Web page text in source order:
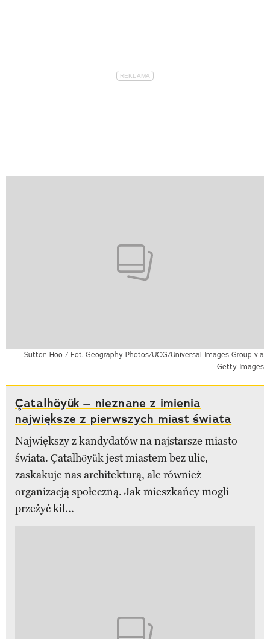
Sutton Hoo / Fot. Geography Photos/UCG/Universal Images Group via
Getty Images
Çatalhöyük – nieznane z imienia
największe z pierwszych miast świata
Największy z kandydatów na najstarsze miasto
świata. Çatalhöyük jest miastem bez ulic,
zaskakuje nas architekturą, ale również
organizacją społeczną. Jak mieszkańcy mogli
przeżyć kil...